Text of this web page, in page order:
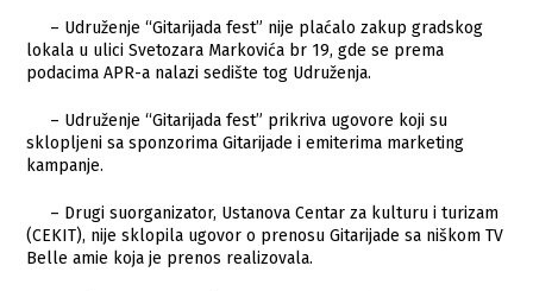
– Udruženje “Gitarijada fest” nije plaćalo zakup gradskog
lokala u ulici Svetozara Markovića br 19, gde se prema
podacima APR-a nalazi sedište tog Udruženja.
– Udruženje “Gitarijada fest” prikriva ugovore koji su
sklopljeni sa sponzorima Gitarijade i emiterima marketing
kampanje.
– Drugi suorganizator, Ustanova Centar za kulturu i turizam
(CEKIT), nije sklopila ugovor o prenosu Gitarijade sa niškom TV
Belle amie koja je prenos realizovala.